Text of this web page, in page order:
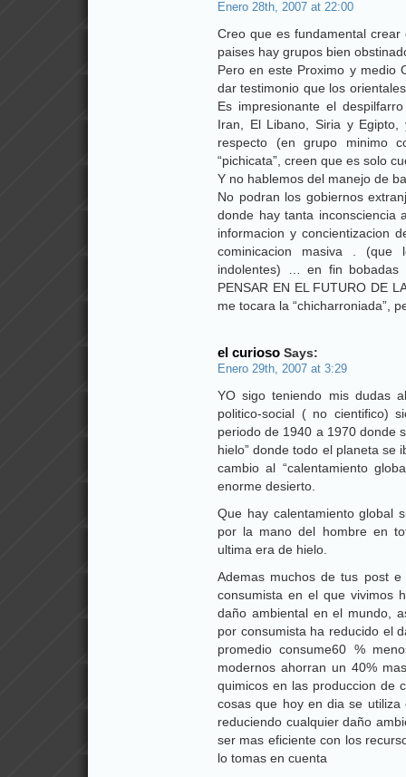
Enero 28th, 2007 at 22:00
Creo que es fundamental
paises hay grupos bien
Pero en este Proximo y medio
dar testimonio que los
Es impresionante el
Iran, El Libano, Siria y
respecto (en grupo minimo
“pichicata”, creen que es solo
Y no hablemos del manejo de
No podran los gobiernos
donde hay tanta inconsciencia
informacion y concientizacion
cominicacion masiva .
indolentes) … en fin bobadas
PENSAR EN EL FUTURO DE
me tocara la “chicharroniada”,
el curioso Says:
Enero 29th, 2007 at 3:29
YO sigo teniendo mis dudas
politico-social ( no cientifico)
periodo de 1940 a 1970 donde
hielo” donde todo el planeta se
cambio al “calentamiento
enorme desierto.
Que hay calentamiento global
por la mano del hombre en
ultima era de hielo.
Ademas muchos de tus post
consumista en el que vivimos
daño ambiental en el mundo,
por consumista ha reducido el
promedio consume60 %
modernos ahorran un 40%
quimicos en las produccion de
cosas que hoy en dia se
reduciendo cualquier daño
ser mas eficiente con los
lo tomas en cuenta